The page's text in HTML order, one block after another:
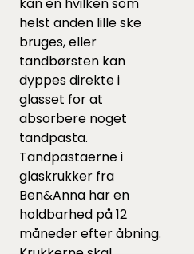
helst anden lille ske
bruges, eller
tandbørsten kan
dyppes direkte i
glasset for at
absorbere noget
tandpasta.
Tandpastaerne i
glaskrukker fra
Ben&Anna har en
holdbarhed på 12
måneder efter åbning.